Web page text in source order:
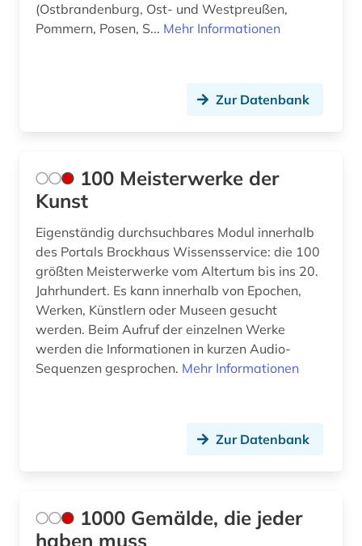
bauwerk (3)
bayern (3)
belgien (4)
belgische fotografie (1)
belgische kultur (1)
belgische kunst (1)
berichterstattung (1)
berliner klassik (1)
berliner nationaltheater (1)
beschreibung (1)
(Ostbrandenburg, Ost- und Westpreußen,
Pommern, Posen, S... Mehr Informationen
Zur Datenbank
100 Meisterwerke der
Kunst
Eigenständig durchsuchbares Modul innerhalb
des Portals Brockhaus Wissensservice: die 100
größten Meisterwerke vom Altertum bis ins 20.
Jahrhundert. Es kann innerhalb von Epochen,
Werken, Künstlern oder Museen gesucht
werden. Beim Aufruf der einzelnen Werke
werden die Informationen in kurzen Audio-
Sequenzen gesprochen. Mehr Informationen
Zur Datenbank
1000 Gemälde, die jeder
haben muss